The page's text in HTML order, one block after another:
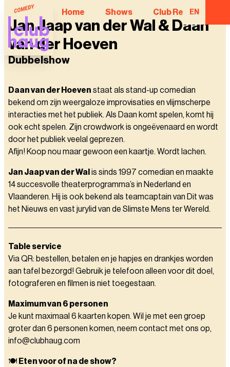
Home Shows Club Regulars
EN
Jan Jaap van der Wal & Daan
van der Hoeven
Dubbelshow
Daan van der Hoeven staat als stand-up comedian
bekend om zijn weergaloze improvisaties en vlijmscherpe
interacties met het publiek. Als Daan komt spelen, komt hij
ook echt spelen. Zijn crowdwork is ongeëvenaard en wordt
door het publiek veelal geprezen.
Afijn! Koop nou maar gewoon een kaartje. Wordt lachen.
Jan Jaap van der Wal is sinds 1997 comedian en maakte
14 succesvolle theaterprogramma’s in Nederland en
Vlaanderen. Hij is ook bekend als teamcaptain van Dit was
het Nieuws en vast jurylid van de Slimste Mens ter Wereld.
Table service
Via QR: bestellen, betalen en je hapjes en drankjes worden
aan tafel bezorgd! Gebruik je telefoon alleen voor dit doel,
fotograferen en filmen is niet toegestaan.
Maximum van 6 personen
Je kunt maximaal 6 kaarten kopen. Wil je met een groep
groter dan 6 personen komen, neem contact met ons op,
info@clubhaug.com
🍽️ Eten voor of na de show?